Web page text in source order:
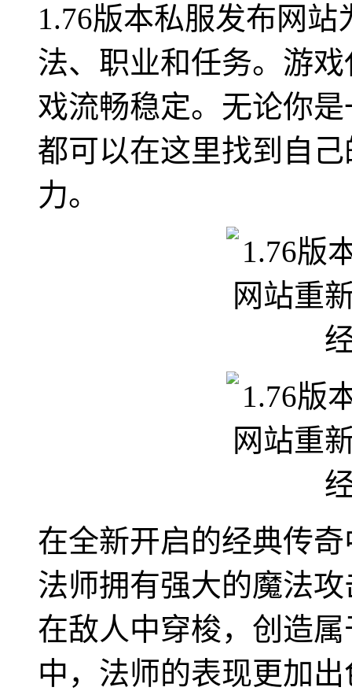
1.76版本私服发布网
法、职业和任务。游
戏流畅稳定。无论你
都可以在这里找到自
力。
在全新开启的经典传
法师拥有强大的魔法
在敌人中穿梭，创造
中，法师的表现更加